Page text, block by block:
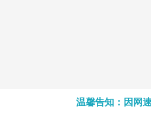
温馨告知：因网